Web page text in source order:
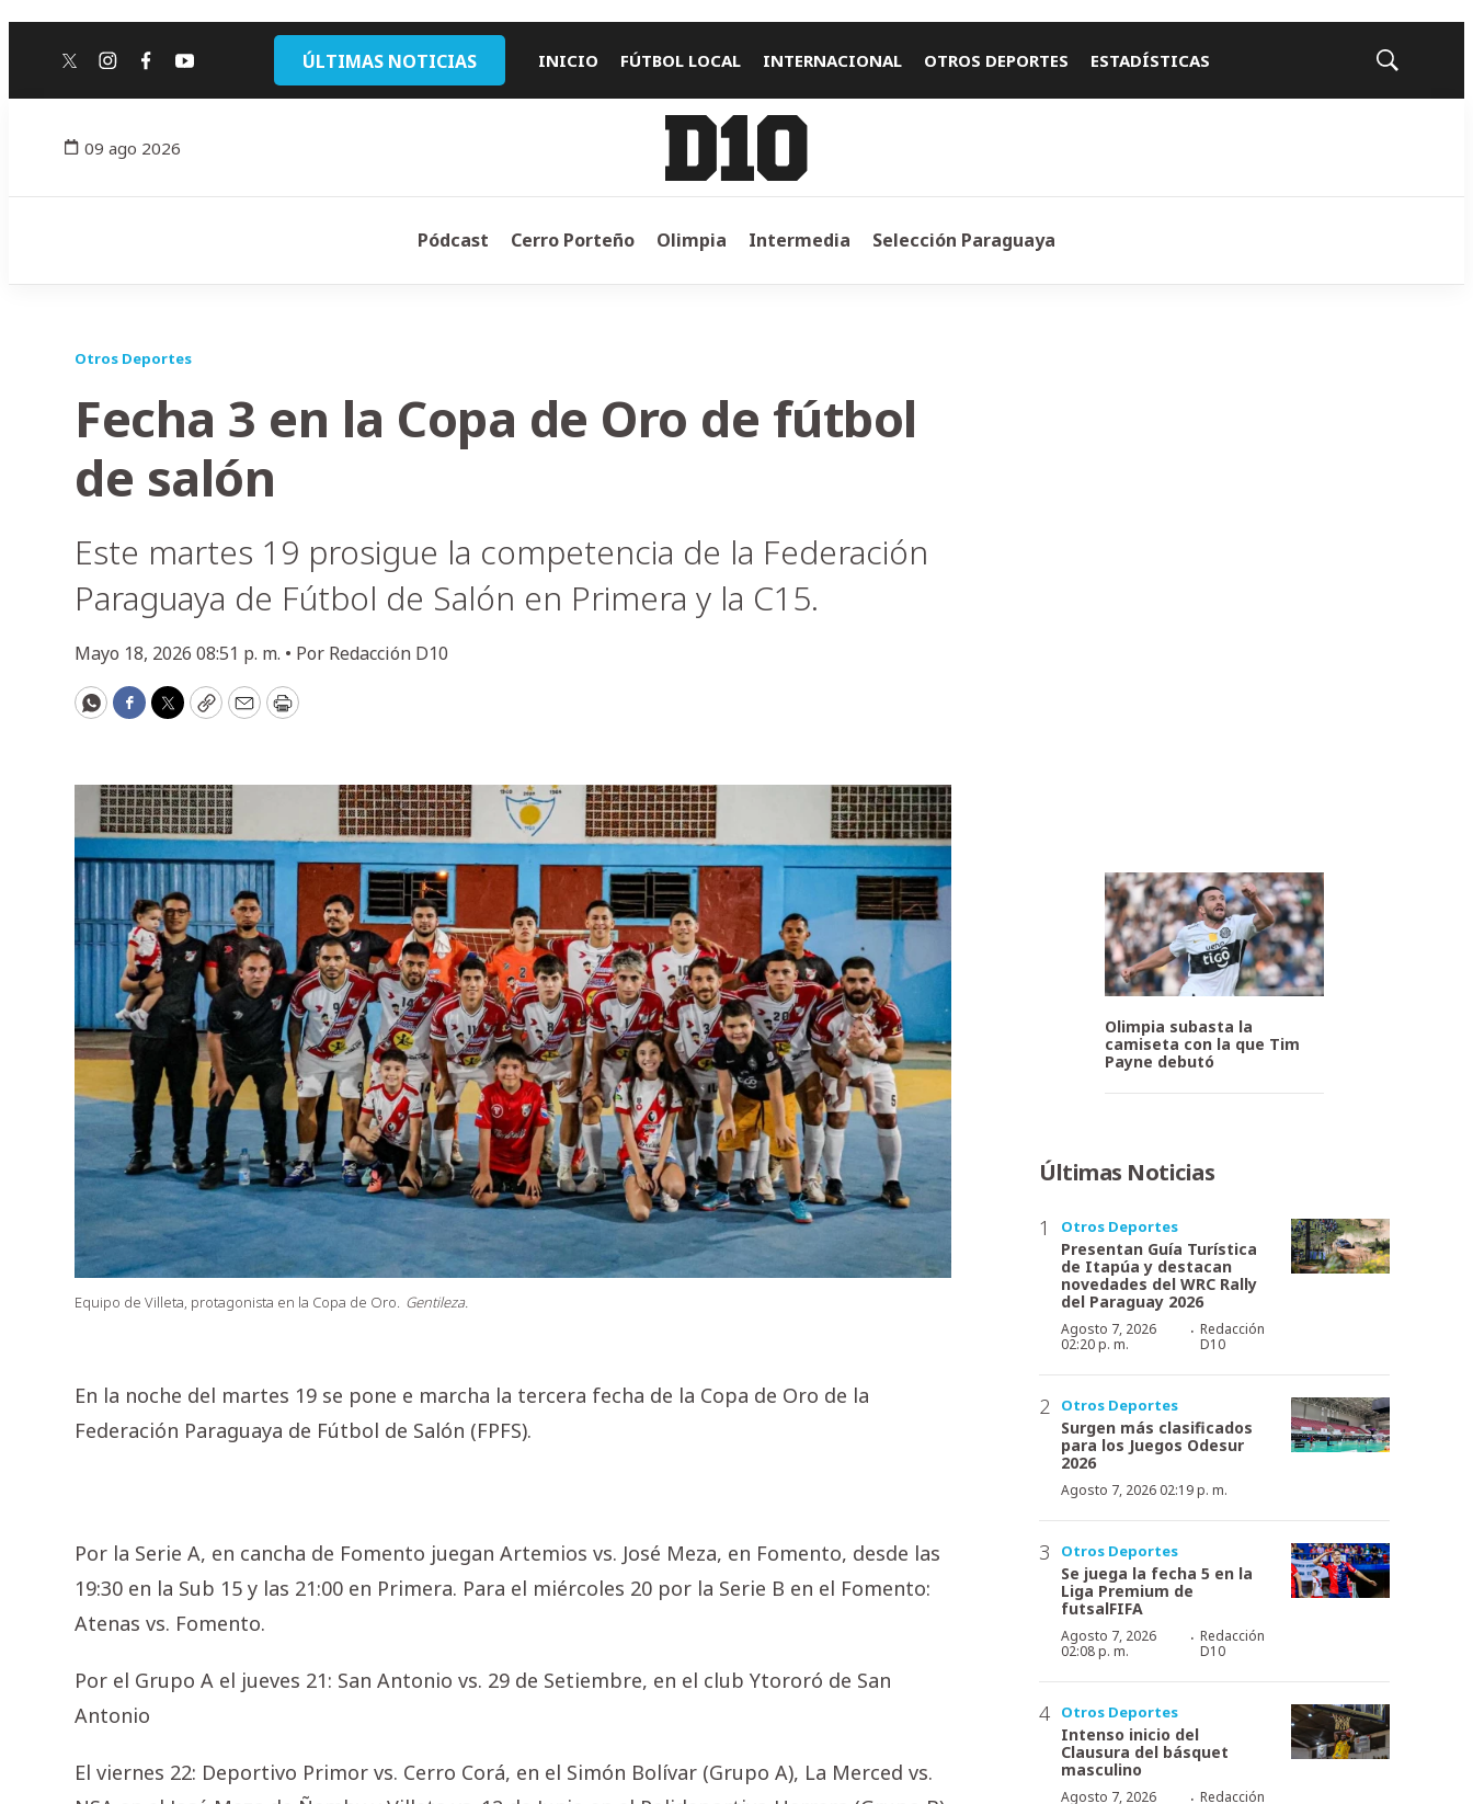
twitterinstagram
facebook
youtube ÚLTIMAS NOTICIAS INICIO FÚTBOL LOCAL INTERNACIONAL OTROS DEPORTES ESTADÍSTICAS
Mostrar
09 ago 2026
Pódcast Cerro Porteño Olimpia Intermedia Selección Paraguaya
Otros Deportes
Fecha 3 en la Copa de Oro de fútbol
de salón
Este martes 19 prosigue la competencia de la Federación
Paraguaya de Fútbol de Salón en Primera y la C15.
Mayo 18, 2026 08:51 p. m. • Por Redacción D10
WhatsApp
Facebook
Twitter
CopyEmailPrint
Equipo de Villeta, protagonista en la Copa de Oro. Gentileza.
En la noche del martes 19 se pone e marcha la tercera fecha de la Copa de Oro de la
Federación Paraguaya de Fútbol de Salón (FPFS).
Por la Serie A, en cancha de Fomento juegan Artemios vs. José Meza, en Fomento, desde las
19:30 en la Sub 15 y las 21:00 en Primera. Para el miércoles 20 por la Serie B en el Fomento:
Atenas vs. Fomento.
Por el Grupo A el jueves 21: San Antonio vs. 29 de Setiembre, en el club Ytororó de San
Antonio
El viernes 22: Deportivo Primor vs. Cerro Corá, en el Simón Bolívar (Grupo A), La Merced vs.
Olimpia subasta la
camiseta con la que Tim
Payne debutó
Últimas Noticias
Otros Deportes
Presentan Guía Turística
de Itapúa y destacan
novedades del WRC Rally
del Paraguay 2026
Agosto 7, 2026
02:20 p. m.
· Redacción
D10
Otros Deportes
Surgen más clasificados
para los Juegos Odesur
2026
Agosto 7, 2026 02:19 p. m.
Otros Deportes
Se juega la fecha 5 en la
Liga Premium de
futsalFIFA
Agosto 7, 2026
02:08 p. m.
· Redacción
D10
Otros Deportes
Intenso inicio del
Clausura del básquet
masculino
Agosto 7, 2026
· Redacción